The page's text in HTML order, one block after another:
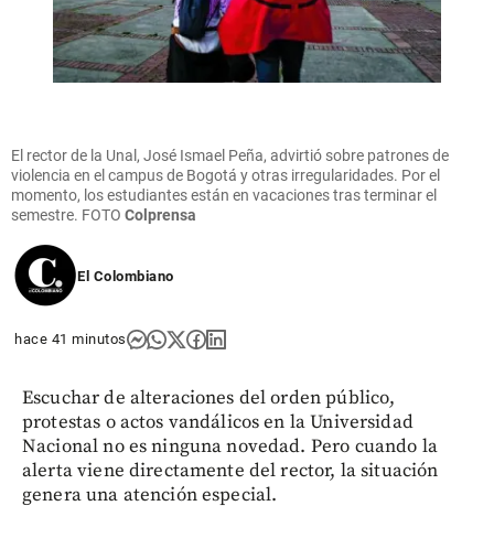
El rector de la Unal, José Ismael Peña, advirtió sobre patrones de
violencia en el campus de Bogotá y otras irregularidades. Por el
momento, los estudiantes están en vacaciones tras terminar el
semestre. FOTO Colprensa
El Colombiano
hace 41 minutos
Escuchar de alteraciones del orden público,
protestas o actos vandálicos en la Universidad
Nacional no es ninguna novedad. Pero cuando la
alerta viene directamente del rector, la situación
genera una atención especial.